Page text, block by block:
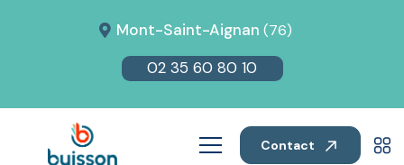
Mont-Saint-Aignan (76)
02 35 60 80 10
Contact